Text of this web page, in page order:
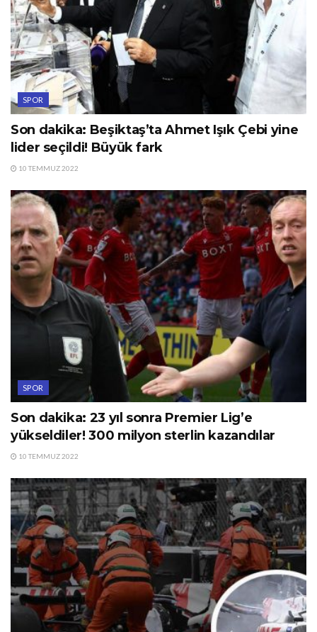
SPOR
Son dakika: Beşiktaş’ta Ahmet Işık Çebi yine
lider seçildi! Büyük fark
10 TEMMUZ 2022
SPOR
Son dakika: 23 yıl sonra Premier Lig’e
yükseldiler! 300 milyon sterlin kazandılar
10 TEMMUZ 2022